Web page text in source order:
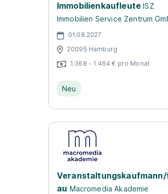
Immobilienkaufleute ISZ
Immobilien Service Zentrum
01.08.2027
20095 Hamburg
1.368 - 1.464 € pro Monat
Neu
au Macromedia Akademie